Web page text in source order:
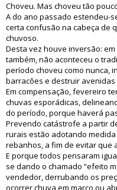
Choveu. Mas choveu tão
A do ano passado estendeu-
certa confusão na cabeça de
chuvoso.
Desta vez houve inversão:
também, não aconteceu o
período choveu como nunca,
barracões e destruir avenidas
Em compensação, fevereiro
chuvas esporádicas,
do período, porque haverá
Prevendo catástrofe a partir
rurais estão adotando
rebanhos, a fim de evitar que
E porque todos pensaram
se dando o chamado “efeito
vendedor, derrubando os
ocorrer chuva em março ou